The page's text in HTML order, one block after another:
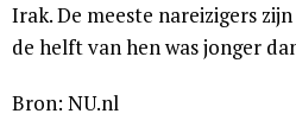
Irak. De meeste nareizigers
de helft van hen was jonger
Bron: NU.nl